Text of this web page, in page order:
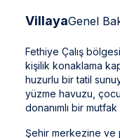
VillayaGenel
Fethiye Çalış
kişilik konaklama
huzurlu bir tatil
yüzme havuzu,
donanımlı bir
Şehir merkezine ve